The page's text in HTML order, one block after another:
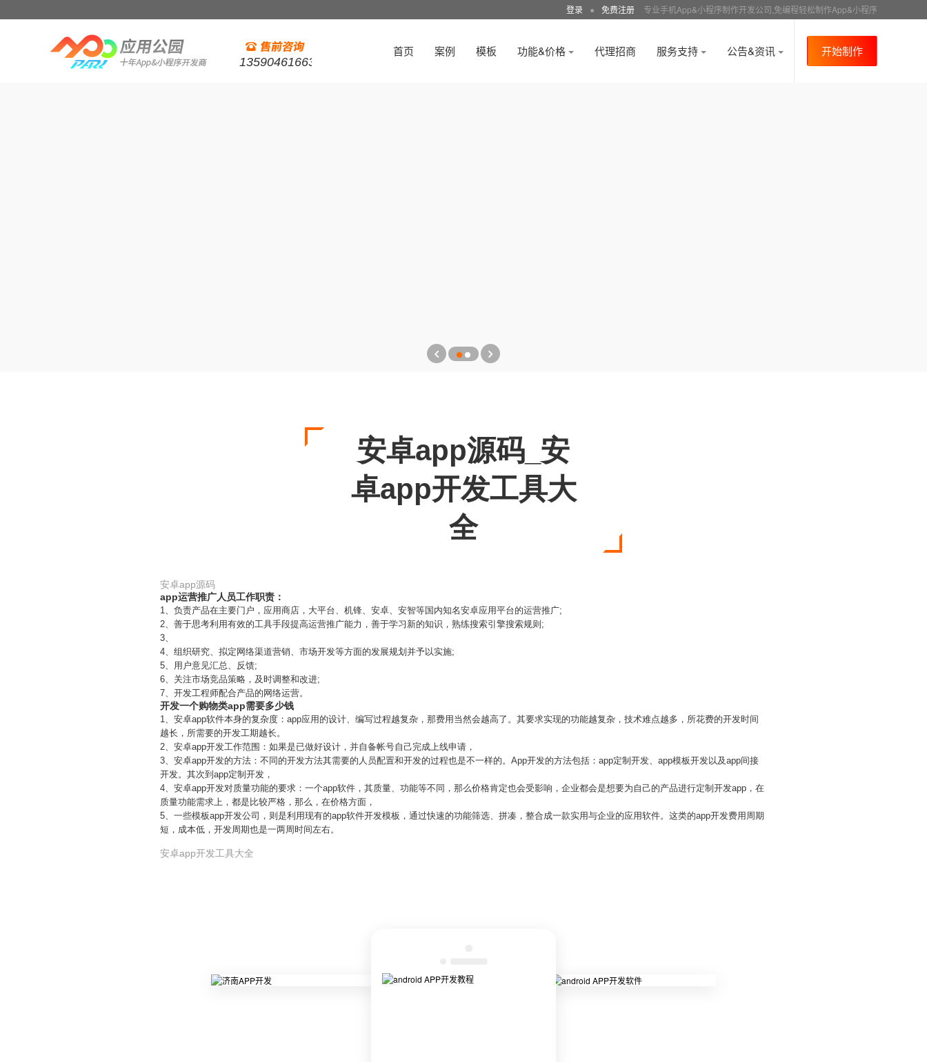
登录 ● 免费注册 专业手机App&小程序制作开发公司,免编程轻松制作App&小程序
13590461663
首页 案例 模板 功能&价格 代理招商 服务支持 公告&资讯 开始制作
安卓app源码_安
卓app开发工具大
全
安卓app源码
app运营推广人员工作职责：
1、负责产品在主要门户，应用商店，大平台、机锋、安卓、安智等国内知名安卓应用平台的运营推广;
2、善于思考利用有效的工具手段提高运营推广能力，善于学习新的知识，熟练搜索引擎搜索规则;
3、
4、组织研究、拟定网络渠道营销、市场开发等方面的发展规划并予以实施;
5、用户意见汇总、反馈;
6、关注市场竞品策略，及时调整和改进;
7、开发工程师配合产品的网络运营。
开发一个购物类app需要多少钱
1、安卓app软件本身的复杂度：app应用的设计、编写过程越复杂，那费用当然会越高了。其要求实现的功能越复杂，技术难点越多，所花费的开发时间
越长，所需要的开发工期越长。
2、安卓app开发工作范围：如果是已做好设计，并自备帐号自己完成上线申请，
3、安卓app开发的方法：不同的开发方法其需要的人员配置和开发的过程也是不一样的。App开发的方法包括：app定制开发、app模板开发以及app间接
开发。其次到app定制开发，
4、安卓app开发对质量功能的要求：一个app软件，其质量、功能等不同，那么价格肯定也会受影响，企业都会是想要为自己的产品进行定制开发app，在
质量功能需求上，都是比较严格，那么，在价格方面，
5、一些模板app开发公司，则是利用现有的app软件开发模板，通过快速的功能筛选、拼凑，整合成一款实用与企业的应用软件。这类的app开发费用周期
短，成本低，开发周期也是一两周时间左右。
安卓app开发工具大全